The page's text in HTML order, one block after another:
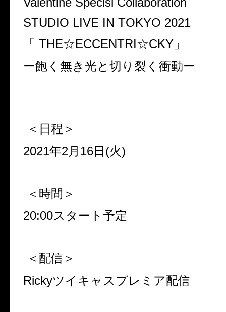
STUDIO LIVE IN TOKYO 2021
「 THE☆ECCENTRI☆CKY 」
ー飽く無き光と切り裂く衝動ー
＜日程＞
2021年2月 16日(火)
＜時間＞
20:00スタート予定
＜配信＞
Rickyツイキャスプレミア配信